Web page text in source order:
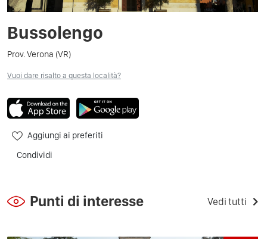
Bussolengo
Prov. Verona (VR)
Vuoi dare risalto a questa località?
Aggiungi ai preferiti
Condividi
Punti di interesse Vedi tutti